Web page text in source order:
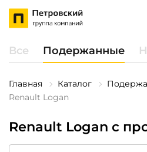
Все Подержанные
Главная Каталог
Renault Logan
Renault Logan с